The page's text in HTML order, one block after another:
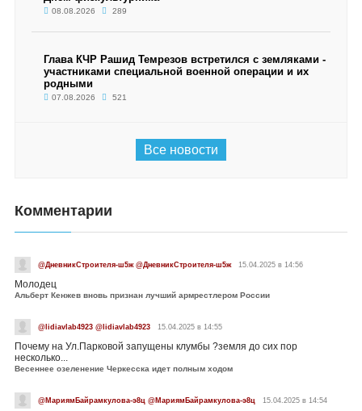
08.08.2026 289
Глава КЧР Рашид Темрезов встретился с земляками -
участниками специальной военной операции и их
родными
07.08.2026 521
Все новости
Комментарии
@ДневникСтроителя-ш5ж @ДневникСтроителя-ш5ж 15.04.2025 в 14:56
Молодец
Альберт Кенжев вновь признан лучший армрестлером России
@lidiavlab4923 @lidiavlab4923 15.04.2025 в 14:55
Почему на Ул.Парковой запущены клумбы ?земля до сих пор
несколько...
Весеннее озеленение Черкесска идет полным ходом
@МариямБайрамкулова-э8ц @МариямБайрамкулова-э8ц 15.04.2025 в 14:54